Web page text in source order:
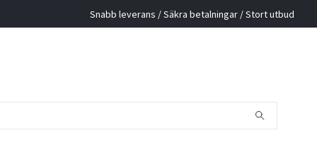
Snabb leverans / Säkra betalningar / Stort utbud